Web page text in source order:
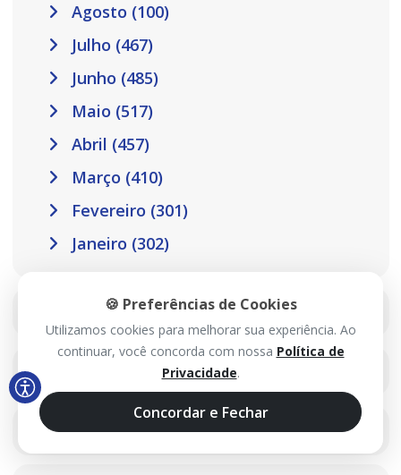
Agosto (100)
Julho (467)
Junho (485)
Maio (517)
Abril (457)
Março (410)
Fevereiro (301)
Janeiro (302)
2024
2023
🍪 Preferências de Cookies
Utilizamos cookies para melhorar sua experiência. Ao
continuar, você concorda com nossa Política de
Privacidade.
Concordar e Fechar